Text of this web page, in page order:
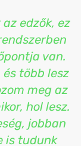
edzők, ez
van.
több lesz
meg az
hol lesz.
jobban
is tudunk